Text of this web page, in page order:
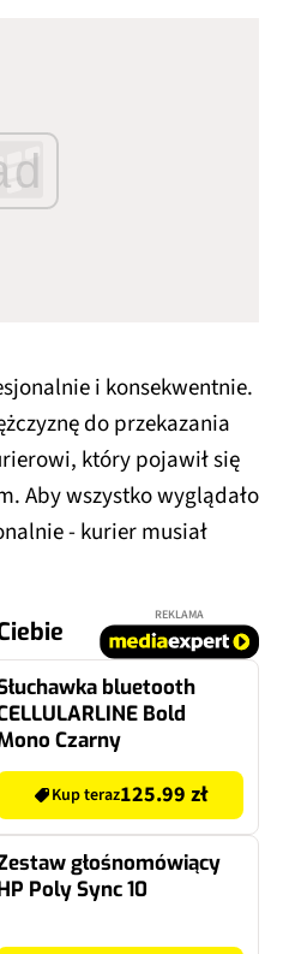
i konsekwentnie.
do przekazania
który pojawił się
Aby wszystko wyglądało
- kurier musiał
REKLAMA
bluetooth
Bold
Czarny
Kup teraz125.99 zł
głośnomówiący
Poly Sync 10